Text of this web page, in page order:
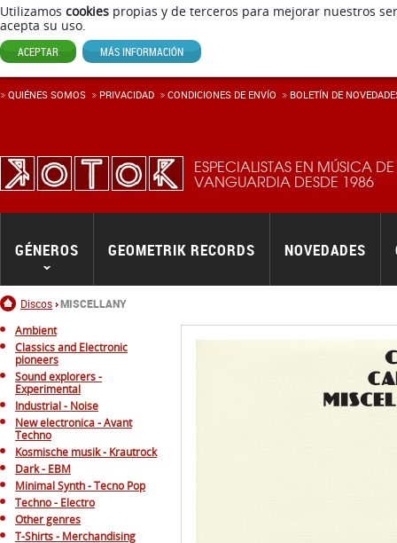
Utilizamos cookies propias y de terceros para mejorar nuestros
acepta su uso.
ACEPTAR MÁS INFORMACIÓN
ESPECIALISTAS EN MÚSICA DE
Discos
GÉNEROS GEOMETRIK RECORDS NOVEDADES
QUIÉNES SOMOS
Ambient
Classics and Electronic
Sound explorers -
Experimental
Industrial - Noise
New electronica - Avant
Techno
Kosmische musik - Krautrock
Dark - EBM
Minimal Synth - Tecno Pop
Techno - Electro
Other genres
T-Shirts - Merchandising
NUEVA CLÁSICA
NEOCLÁSICA